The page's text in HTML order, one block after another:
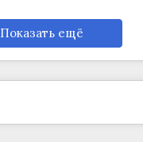
Показать ещё